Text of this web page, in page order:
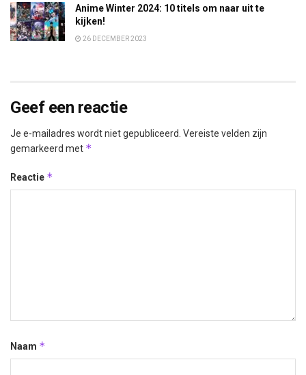
Anime Winter 2024: 10 titels om naar uit te
kijken!
26 DECEMBER 2023
Geef een reactie
Je e-mailadres wordt niet gepubliceerd. Vereiste velden zijn
gemarkeerd met *
Reactie *
Naam *